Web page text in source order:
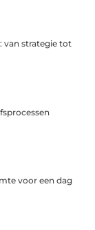
van strategie tot
voor een dag